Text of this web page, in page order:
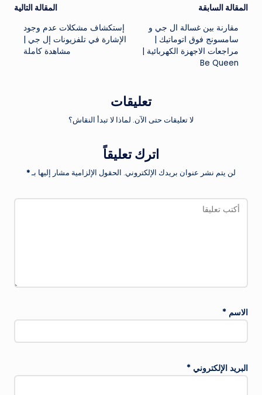
تصفّح
المقالات
المقالة السابقة
مقارنة بين غسالة ال جي و
سامسونج فوق اتوماتيك |
مراجعات الاجهزة الكهربائية |
Be Queen
المقالة التالية
إستكشاف مشكلات عدم وجود
الإشارة في تلفزيونات إل جي |
مشاهدة كاملة
تعليقات
لا تعليقات حتى الآن. لماذا لا تبدأ النقاش؟
اترك تعليقاً
لن يتم نشر عنوان بريدك الإلكتروني. الحقول الإلزامية مشار إليها بـ*
الاسم *
البريد الإلكتروني *